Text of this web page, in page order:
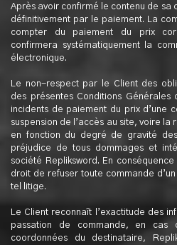
Après avoir confirmé le contenu de sa
définitivement par le paiement. La
compter du paiement du prix
confirmera systématiquement la
électronique.
Le non-respect par le Client des
des présentes Conditions
incidents de paiement du prix d’une
suspension de l’accès au site, voire la
en fonction du degré de gravité
préjudice de tous dommages et
société Repliksword. En
droit de refuser toute commande
tel litige.
Le Client reconnaît l’exactitude des
passation de commande, en cas
coordonnées du destinataire,